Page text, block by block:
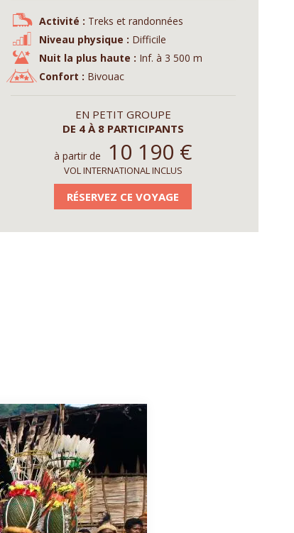
Activité : Treks et randonnées
Niveau physique : Difficile
Nuit la plus haute : Inf. à 3 500 m
Confort : Bivouac
EN PETIT GROUPE
DE 4 À 8 PARTICIPANTS
à partir de 10 190 €
VOL INTERNATIONAL INCLUS
RÉSERVEZ CE VOYAGE